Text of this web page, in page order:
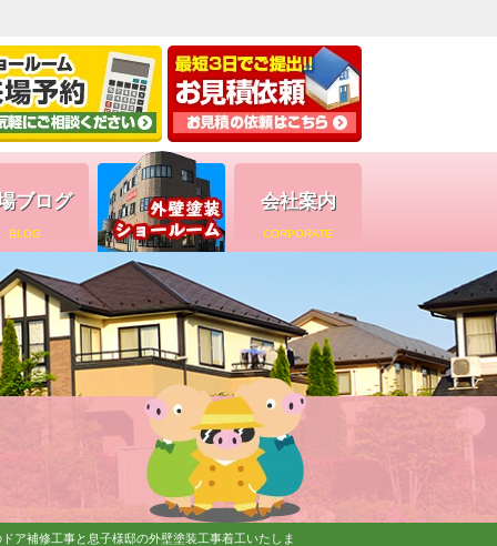
ブログ
BLOG
会社案内
CORPORATE
ア補修工事と息子様邸の外壁塗装工事着工いたしま